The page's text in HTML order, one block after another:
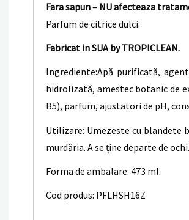
Fara sapun – NU afecteaza
Parfum de citrice dulci.
Fabricat in SUA by TROPICLEAN.
Ingrediente:Apă purificată,
hidrolizată, amestec botanic de
B5), parfum, ajustatori de pH,
Utilizare: Umezeste cu blandete
murdăria. A se ține departe de
Forma de ambalare: 473 ml.
Cod produs: PFLHSH16Z